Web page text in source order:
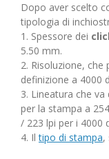
Dopo aver scelto
tipologia di
1. Spessore dei
5.50 mm.
2. Risoluzione, che
definizione a 4000
3. Lineatura che
per la stampa a
/ 223 lpi per i 4000
4. Iltipo di stampa,